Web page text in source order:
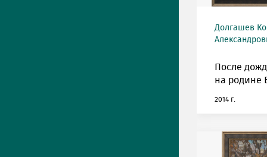
Долгашев
После
на родине
2014 г.